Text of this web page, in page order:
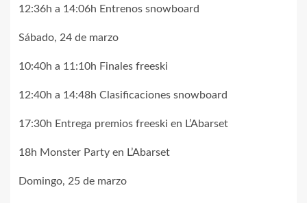
12:36h a 14:06h Entrenos snowboard
Sábado, 24 de marzo
10:40h a 11:10h Finales freeski
12:40h a 14:48h Clasificaciones snowboard
17:30h Entrega premios freeski en L’Abarset
18h Monster Party en L’Abarset
Domingo, 25 de marzo